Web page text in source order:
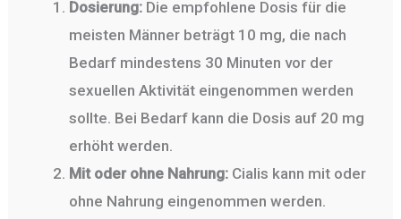
Dosierung: Die empfohlene Dosis für die
meisten Männer beträgt 10 mg, die nach
Bedarf mindestens 30 Minuten vor der
sexuellen Aktivität eingenommen werden
sollte. Bei Bedarf kann die Dosis auf 20 mg
erhöht werden.
Mit oder ohne Nahrung: Cialis kann mit oder
ohne Nahrung eingenommen werden.